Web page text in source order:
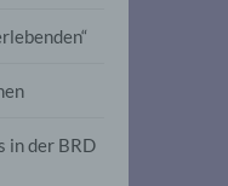
in der BRD